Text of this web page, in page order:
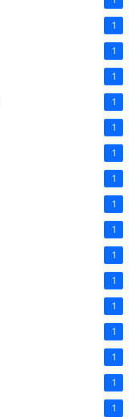
1
1
1
1
1
1
1
1
1
1
1
1
1
1
1
1